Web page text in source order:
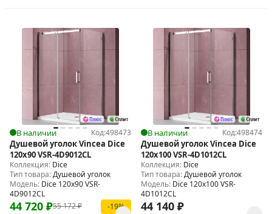
В наличии Код:498473
Душевой уголок Vincea Dice
120x90 VSR-4D9012CL
Коллекция: Dice
Тип товара:Душевой уголок
Модель: Dice 120x90 VSR-
4D9012CL
55 172₽
44 720 ₽ -19%
В наличии Код:498474
Душевой уголок Vincea Dice
120x100 VSR-4D1012CL
Коллекция: Dice
Тип товара:Душевой уголок
Модель: Dice 120x100 VSR-
4D1012CL
44 140 ₽